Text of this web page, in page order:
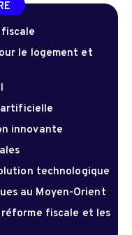
le logement et
innovante
technologique
au Moyen-Orient
fiscale et les